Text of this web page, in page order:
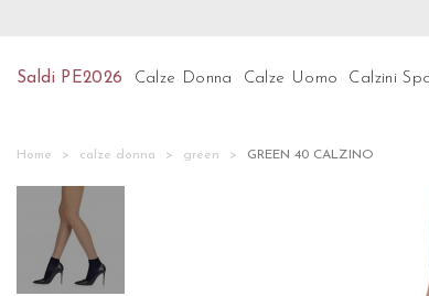
Preparati per le ultime tendenze! Scopri
Saldi PE2026 Calze Donna Calze Uomo Calzini
Home calze donna green GREEN 40 CALZINO